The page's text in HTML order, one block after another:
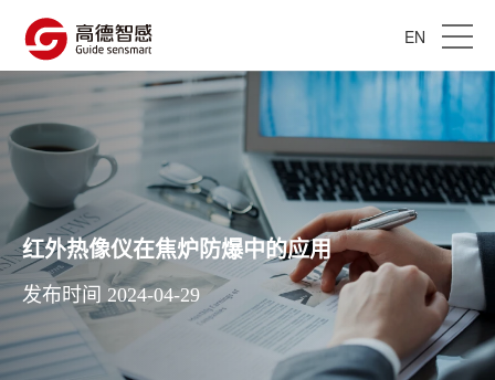
EN
红外热像仪在焦炉防爆中的应用
发布时间 2024-04-29